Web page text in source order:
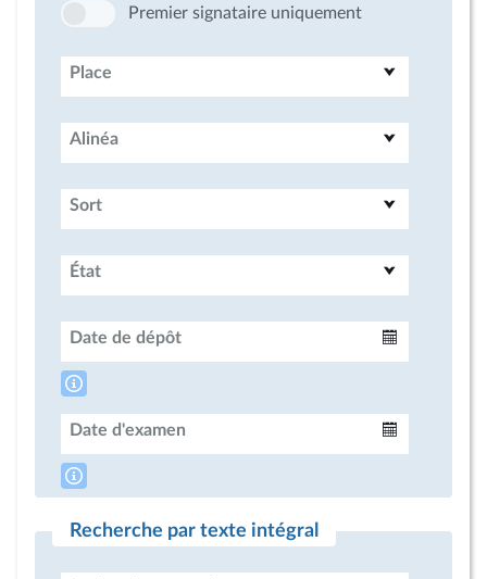
Premier signataire uniquement
Place
Alinéa
Sort
État
Date de dépôt
Date d'examen
Recherche par texte intégral